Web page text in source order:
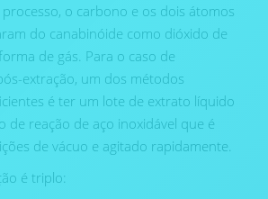
o carbono e os dois átomos
do canabinóide como dióxido de
de gás. Para o caso de
extração, um dos métodos
é ter um lote de extrato líquido
de reação de aço inoxidável que é
de vácuo e agitado rapidamente.
é triplo: